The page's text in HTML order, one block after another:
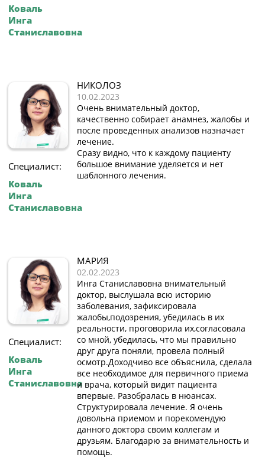
Коваль
Инга
Станиславовна
Специалист:
Коваль
Инга
Станиславовна
НИКОЛОЗ
10.02.2023
Очень внимательный доктор,
качественно собирает анамнез, жалобы и
после проведенных анализов назначает
лечение.
Сразу видно, что к каждому пациенту
большое внимание уделяется и нет
шаблонного лечения.
Специалист:
Коваль
Инга
Станиславовна
МАРИЯ
02.02.2023
Инга Станиславовна внимательный
доктор, выслушала всю историю
заболевания, зафиксировала
жалобы,подозрения, убедилась в их
реальности, проговорила их,согласовала
со мной, убедилась, что мы правильно
друг друга поняли, провела полный
осмотр.Доходчиво все объяснила, сделала
все необходимое для первичного приема
и врача, который видит пациента
впервые. Разобралась в нюансах.
Структурировала лечение. Я очень
довольна приемом и порекомендую
данного доктора своим коллегам и
друзьям. Благодарю за внимательность и
помощь.